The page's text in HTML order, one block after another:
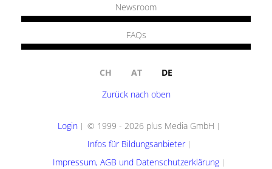
Newsroom
FAQs
CH AT
DE
Zurück nach oben
Login
© 1999 - 2026 plus Media GmbH
Infos für Bildungsanbieter
Impressum, AGB und Datenschutzerklärung